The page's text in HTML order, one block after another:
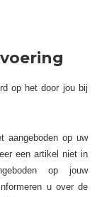
op het door jou bij
aangeboden op uw
een artikel niet in
op jouw
u over de